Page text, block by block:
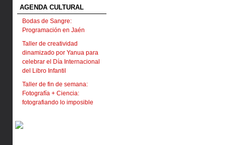
AGENDA CULTURAL
Bodas de Sangre:
Programación en Jaén
Taller de creatividad
dinamizado por Yanua para
celebrar el Día Internacional
del Libro Infantil
Taller de fin de semana:
Fotografía + Ciencia:
fotografiando lo imposible